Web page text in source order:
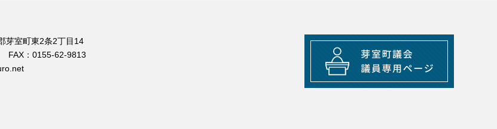
芽室町東2条2丁目14
FAX：0155-62-9813